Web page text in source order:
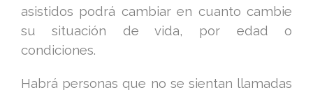
asistidos podrá cambiar en cuanto cambie
su situación de vida, por edad o
condiciones.
Habrá personas que no se sientan llamadas